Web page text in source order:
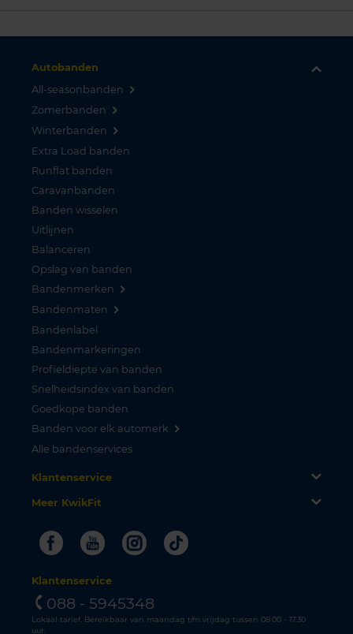
Autobanden
All-seasonbanden
Zomerbanden
Winterbanden
Extra Load banden
Runflat banden
Caravanbanden
Banden wisselen
Uitlijnen
Balanceren
Opslag van banden
Bandenmerken
Bandenmaten
Bandenlabel
Bandenmarkeringen
Profieldiepte van banden
Snelheidsindex van banden
Goedkope banden
Banden voor elk automerk
Alle bandenservices
Klantenservice
Meer KwikFit
FacebookYoutubeInstagram
Tiktok
Klantenservice
088 - 5945348
Lokaal tarief. Bereikbaar van maandag t/m vrijdag tussen 08.00 - 17.30
uur.